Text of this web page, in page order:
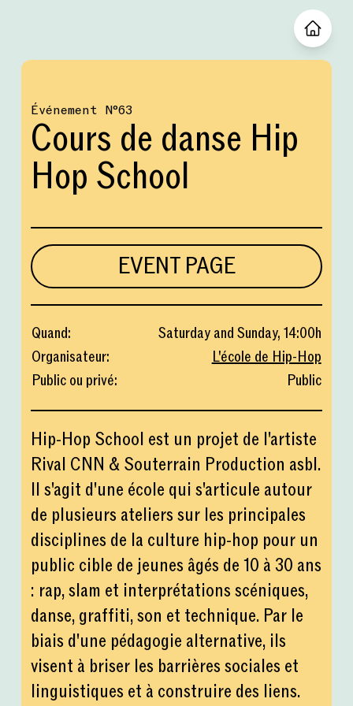
Événement№63
Cours de danse Hip
Hop School
EVENT PAGE
Quand: Saturday and Sunday,14:00h
Organisateur:
L'école de Hip-Hop
Public ou privé: Public
Hip-Hop School est un projet de l'artiste
Rival CNN & Souterrain Production asbl.
Il s'agit d'une école qui s'articule autour
de plusieurs ateliers sur les principales
disciplines de la culture hip-hop pour un
public cible de jeunes âgés de 10 à 30 ans
: rap, slam et interprétations scéniques,
danse, graffiti, son et technique. Par le
biais d'une pédagogie alternative, ils
visent à briser les barrières sociales et
linguistiques et à construire des liens.